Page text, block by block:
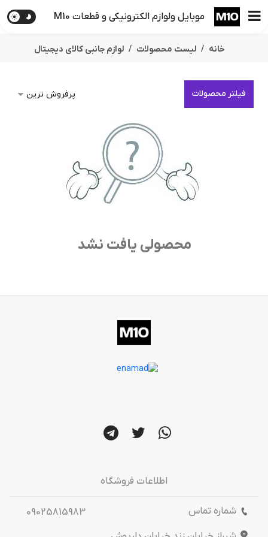
موبایل ولوازم الکترونیکی و قطعات M10
خانه لیست محصولات لوازم جانبی کالای دیجیتال
فیلتر محصولات
محصولی یافت نشد
اطلاعات فروشگاه
شماره تماس
09025815983